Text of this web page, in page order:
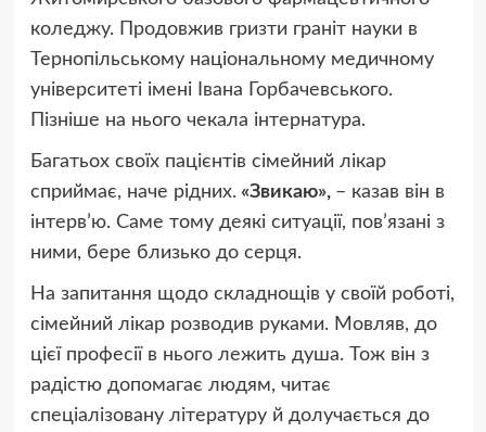
коледжу. Продовжив гризти граніт науки в
Тернопільському національному медичному
університеті імені Івана Горбачевського.
Пізніше на нього чекала інтернатура.
Багатьох своїх пацієнтів сімейний лікар
сприймає, наче рідних. «Звикаю», – казав він в
інтерв’ю. Саме тому деякі ситуації, пов’язані з
ними, бере близько до серця.
На запитання щодо складнощів у своїй роботі,
сімейний лікар розводив руками. Мовляв, до
цієї професії в нього лежить душа. Тож він з
радістю допомагає людям, читає
спеціалізовану літературу й долучається до